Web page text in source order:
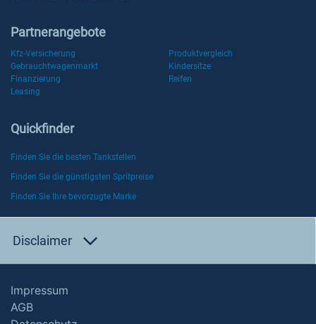
Partnerangebote
Kfz-Versicherung
Produktvergleich
Gebrauchtwagenmarkt
Kindersitze
Finanzierung
Reifen
Leasing
Quickfinder
Finden Sie die besten Tankstellen
Finden Sie die günstigsten Spritpreise
Finden Sie Ihre bevorzugte Marke
Disclaimer
Impressum
AGB